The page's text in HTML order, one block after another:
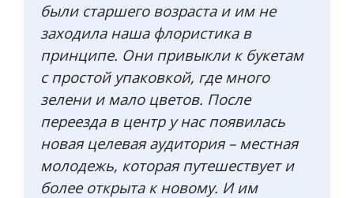
были старшего возраста и им не
заходила наша флористика в
принципе. Они привыкли к букетам
с простой упаковкой, где много
зелени и мало цветов. После
переезда в центр у нас появилась
новая целевая аудитория – местная
молодежь, которая путешествует и
более открыта к новому. И им